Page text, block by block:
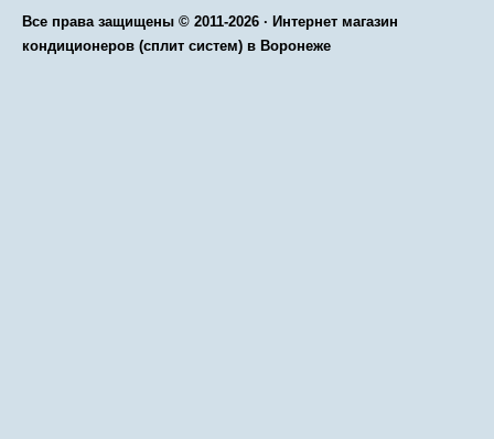
Все права защищены © 2011-2026 · Интернет магазин
кондиционеров (сплит систем) в Воронеже